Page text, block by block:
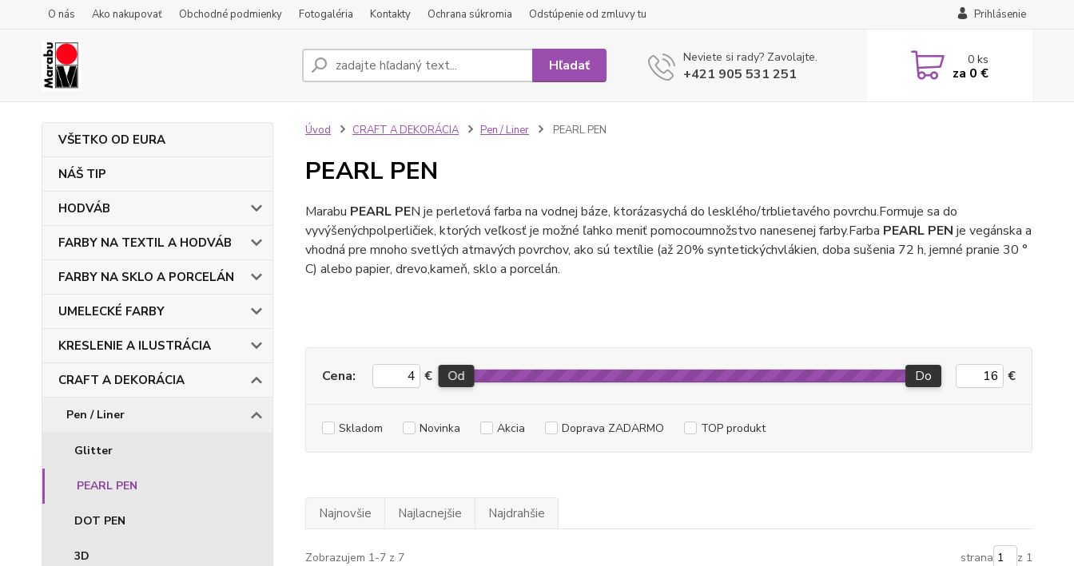
O nás Ako nakupovať Obchodné podmienky Fotogaléria Kontakty Ochrana súkromia Odstúpenie od zmluvy tu Prihlásenie
Hľadať Neviete si rady? Zavolajte.
+421 905 531 251
0ks
za 0 €
VŠETKO OD EURA
NÁŠ TIP
HODVÁB
FARBY NA TEXTIL A HODVÁB
FARBY NA SKLO A PORCELÁN
UMELECKÉ FARBY
KRESLENIE A ILUSTRÁCIA
CRAFT A DEKORÁCIA
Pen / Liner
Glitter
PEARL PEN
DOT PEN
3D
Úvod CRAFT A DEKORÁCIA Pen / Liner PEARL PEN
PEARL PEN
Marabu PEARL PEN je perleťová farba na vodnej báze, ktorázasychá do lesklého/trblietavého povrchu.Formuje sa do
vyvýšenýchpolperličiek, ktorých veľkosť je možné ľahko meniť pomocoumnožstvo nanesenej farby.Farba PEARL PEN je vegánska a
vhodná pre mnoho svetlých atmavých povrchov, ako sú textílie (až 20% syntetickýchvlákien, doba sušenia 72 h, jemné pranie 30 °
C) alebo papier, drevo,kameň, sklo a porcelán.
Cena: € Od Do €
Skladom Novinka Akcia Doprava ZADARMO TOP produkt
Najnovšie Najlacnejšie Najdrahšie
Zobrazujem 1-7 z 7 strana z 1